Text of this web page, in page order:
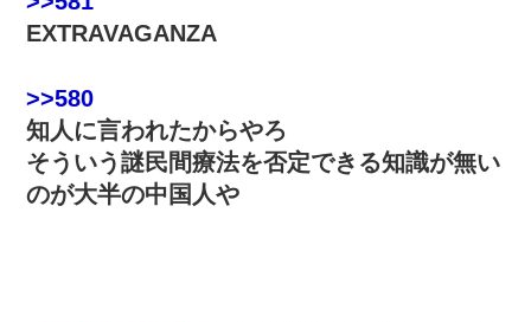
EXTRAVAGANZA
>>580
知人に言われたからやろ
そういう謎民間療法を否定できる知識が無い
のが大半の中国人や